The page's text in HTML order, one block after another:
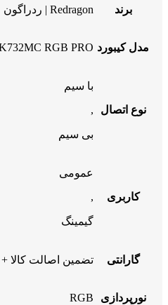
برند Redragon | ردراگون
مدل کیبورد RGB PRO
نوع اتصال
با سیم
,
بی سیم
کاربری
عمومی
,
گیمینگ
گارانتی تضمین اصالت کالا
نورپردازی RGB